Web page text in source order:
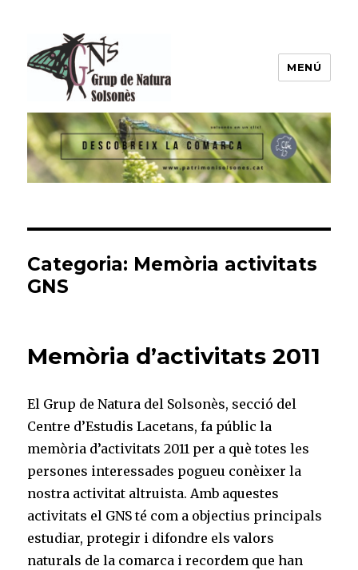
Grup de Natura del Solsonès
MENÚ
Categoria: Memòria activitats
GNS
Memòria d’activitats 2011
El Grup de Natura del Solsonès, secció del
Centre d’Estudis Lacetans, fa públic la
memòria d’activitats 2011 per a què totes les
persones interessades pogueu conèixer la
nostra activitat altruista. Amb aquestes
activitats el GNS té com a objectius principals
estudiar, protegir i difondre els valors
naturals de la comarca i recordem que han